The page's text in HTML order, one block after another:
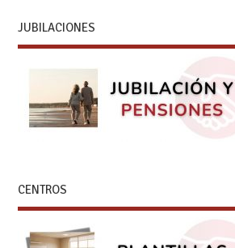
JUBILACIONES
CENTROS